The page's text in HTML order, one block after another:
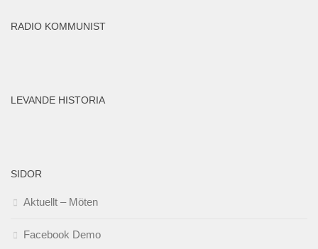
RADIO KOMMUNIST
LEVANDE HISTORIA
SIDOR
Aktuellt – Möten
Facebook Demo